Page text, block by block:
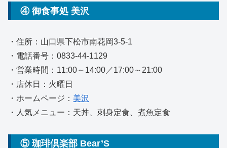
④ 御食事処 美沢
・住所：山口県下松市南花岡3-5-1
・電話番号：0833-44-1129
・営業時間：11:00～14:00／17:00～21:00
・店休日：火曜日
・ホームページ： 美沢
・人気メニュー：天丼、刺身定食、煮魚定食
⑤ 珈琲倶楽部 Bear’S